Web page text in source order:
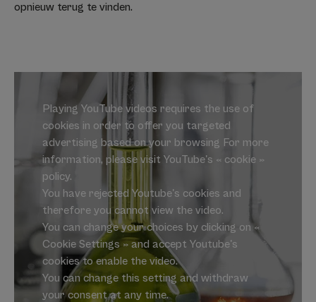
opnieuw terug te vinden.
Playing YouTube videos requires the use of
cookies in order to offer you targeted
advertising based on your browsing For more
information, please visit YouTube's « cookie »
policy.
You have rejected Youtube's cookies and
therefore you cannot view the video.
You can change your choices by clicking on «
Cookie Settings » and accept Youtube's
cookies to enable the video.
You can change this setting and withdraw
your consent at any time.